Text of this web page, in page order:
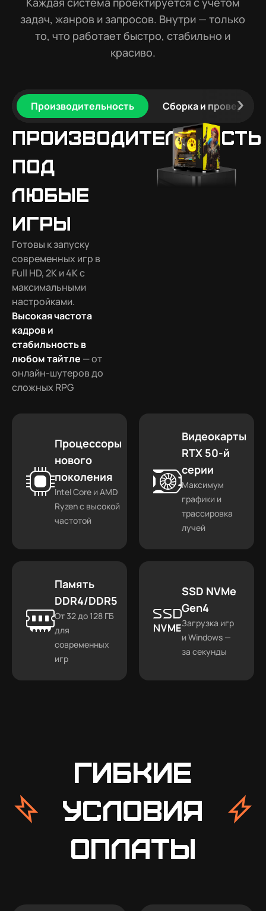
задач, жанров и запросов. Внутри — только
то, что работает быстро, стабильно и
красиво.
Производительность Сборка и проверка
Производительность
под
любые
игры
Готовы к запуску
современных игр в
Full HD, 2K и 4K с
максимальными
настройками.
Высокая частота
кадров и
стабильность в
любом тайтле — от
онлайн-шутеров до
сложных RPG
Процессоры
нового
поколения
Intel Core и AMD
Ryzen с высокой
частотой
Видеокарты
RTX 50-й
серии
Максимум
графики и
трассировка
лучей
Память
DDR4/DDR5
От 32 до 128 ГБ
для
современных
игр
SSD NVMe
Gen4
Загрузка игр
и Windows —
за секунды
Гибкие
условия
оплаты